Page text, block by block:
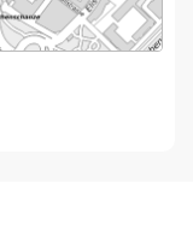
von MapBS.
Link, wird in einem